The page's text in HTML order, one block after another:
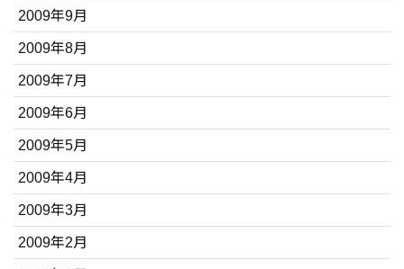
2009年9月
2009年8月
2009年7月
2009年6月
2009年5月
2009年4月
2009年3月
2009年2月